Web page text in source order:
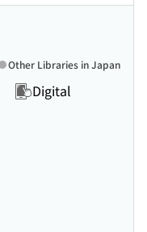
Digital
Other Libraries in Japan